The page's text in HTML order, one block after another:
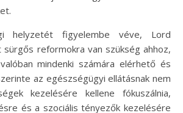
helyzetét figyelembe véve, Lord
reformokra van szükség ahhoz,
mindenki számára elérhető és
az egészségügyi ellátásnak nem
kezelésére kellene fókuszálnia,
és a szociális tényezők kezelésére